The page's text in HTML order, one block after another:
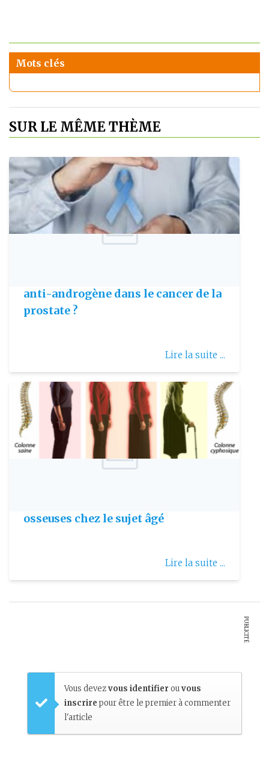
Mots clés
SUR LE MÊME THÈME
anti-androgène dans le cancer de la
prostate ?
Lire la suite ...
osseuses chez le sujet âgé
Lire la suite ...
PUBLICITÉ
Vous devezvous identifier ouvous
inscrire pour être le premier à commenter
l'article